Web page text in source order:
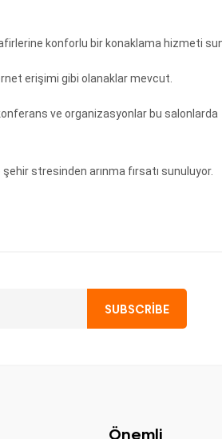
konforlu bir konaklama hizmeti
erişimi gibi olanaklar mevcut.
ve organizasyonlar bu salonlarda
stresinden arınma fırsatı sunuluyor.
Önemli